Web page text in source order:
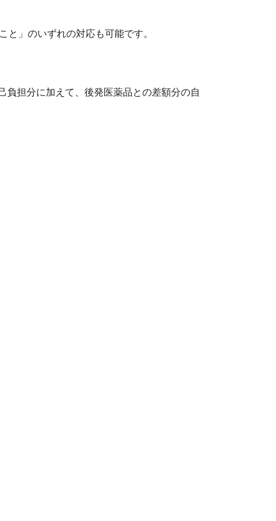
」のいずれの対応も可能です。
担分に加えて、後発医薬品との差額分の自